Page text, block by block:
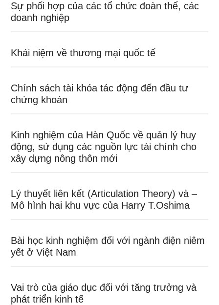
Sự phối hợp của các tổ chức đoàn thể, các
doanh nghiệp
Khái niệm về thương mại quốc tế
Chính sách tài khóa tác động đến đầu tư
chứng khoán
Kinh nghiệm của Hàn Quốc về quản lý huy
động, sử dụng các nguồn lực tài chính cho
xây dựng nông thôn mới
Lý thuyết liên kết (Articulation Theory) và –
Mô hình hai khu vực của Harry T.Oshima
Bài học kinh nghiệm đối với ngành điện niêm
yết ở Việt Nam
Vai trò của giáo dục đối với tăng trưởng và
phát triển kinh tế